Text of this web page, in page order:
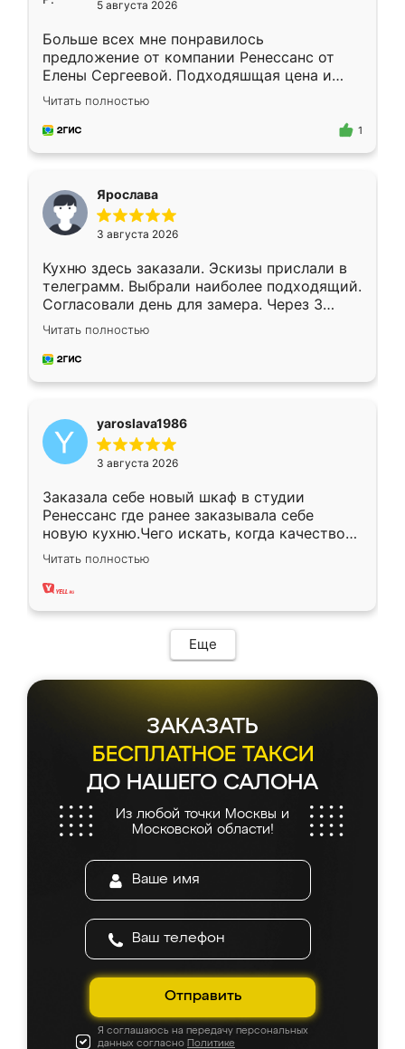
5 августа 2026
Больше всех мне понравилось
предложение от компании Ренессанс от
Елены Сергеевой. Подходяшщая цена и
короткие сроки изготовления. Приехавший
для замера сотрудник Владислав
предложил по моему эскизу самый
Читать полностью
1
Ярослава
3 августа 2026
Кухню здесь заказали. Эскизы прислали в
телеграмм. Выбрали наиболее подходящий.
Согласовали день для замера. Через 3
недели кухня была уже готова. Остались
довольны работой. Спасибо Ренессанс
мебель за качественную работу!
Читать полностью
yaroslava1986
3 августа 2026
Заказала себе новый шкаф в студии
Ренессанс где ранее заказывала себе
новую кухню.Чего искать, когда качеством
вполне довольна. Служит кухня уже почти
два года, нареканий нет.
Читать полностью
Еще
ЗАКАЗАТЬ
БЕСПЛАТНОЕ ТАКСИ
ДО НАШЕГО САЛОНА
Из любой точки Москвы и
Московской области!
Отправить
Я соглашаюсь на передачу персональных
данных согласно Политике